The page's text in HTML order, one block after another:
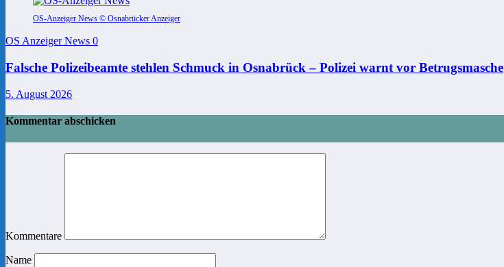
OS-Anzeiger News © Osnabrücker Anzeiger
OS Anzeiger News 0
Falsche Polizeibeamte stehlen Schmuck in Osnabrück – Polizei warnt vor Betrugsmasche
5. August 2026
Kommentar abschicken
Kommentare
Name